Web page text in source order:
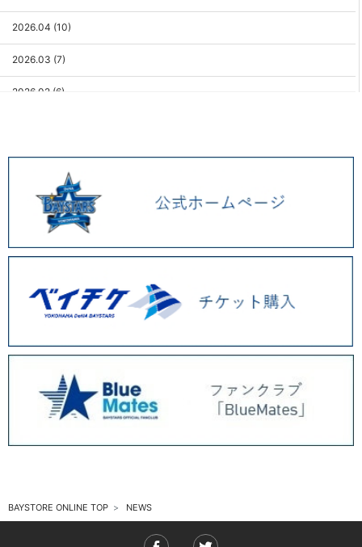
2026.04 (10)
2026.03 (7)
2026.02 (6)
2025.12 (3)
2025.11 (6)
2025.10 (5)
2025.09 (5)
2025.08 (6)
2025.07 (6)
2025.05 (9)
2025.04 (9)
2025.03 (9)
2025.01 (12)
BAYSTORE ONLINE TOP NEWS